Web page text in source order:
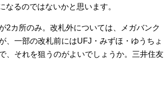
るのではないかと思います。
2カ所のみ。改札外については、メガバンク
、一部の改札前にはUFJ・みずほ・ゆうちょ
、それを狙うのがよいでしょうか。三井住友